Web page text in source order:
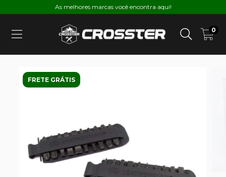
As melhores marcas você encontra aqui!
0
FRETE GRÁTIS